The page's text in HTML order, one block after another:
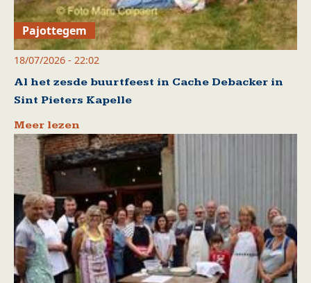
Pajottegem
18/07/2026 - 22:02
Al het zesde buurtfeest in Cache Debacker in
Sint Pieters Kapelle
Meer lezen